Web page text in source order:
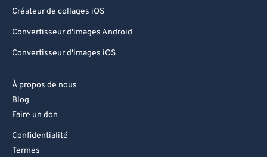
Créateur de collages iOS
Convertisseur d'images Android
Convertisseur d'images iOS
À propos de nous
Blog
Faire un don
Confidentialité
Termes